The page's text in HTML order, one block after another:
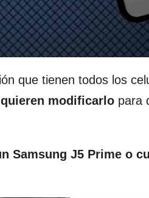
que tienen todos los
modificarlo para
Samsung J5 Prime o